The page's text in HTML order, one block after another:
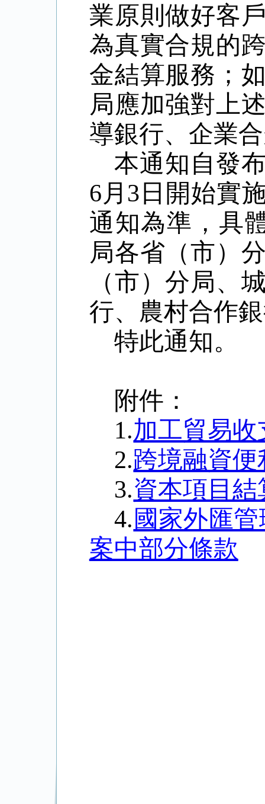
業原則做好客
為真實合規的
金結算服務；
局應加強對上
導銀行、企業
本通知自發
6 月 3 日開始實
通知為準，具
局各省（市）
（市）分局、
行、農村合作
特此通知。
附件：
1.加工貿易
2.跨境融資
3.資本項目
4. 國家外匯
案中部分條款